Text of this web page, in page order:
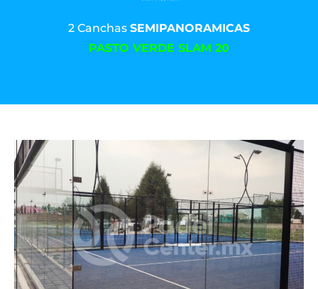
2 Canchas SEMIPANORAMICAS
PASTO VERDE SLAM 20